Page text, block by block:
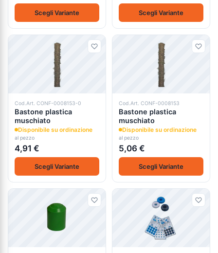
Scegli Variante Scegli Variante
Cod.Art. CONF-0008153-0
Bastone plastica
muschiato
Disponibile su ordinazione
al pezzo
4,91 €
Scegli Variante
Cod.Art. CONF-0008153
Bastone plastica
muschiato
Disponibile su ordinazione
al pezzo
5,06 €
Scegli Variante